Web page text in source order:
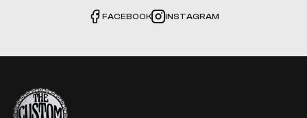
FACEBOOK INSTAGRAM
The Custom Corner